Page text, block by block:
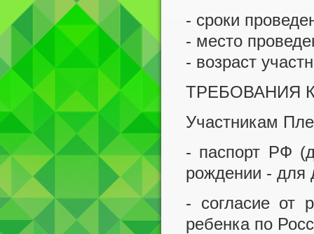
- сроки
- место
- возраст
ТРЕБОВАНИЯ
Участникам
- паспорт РФ
рождении - для
- согласие от
ребенка по